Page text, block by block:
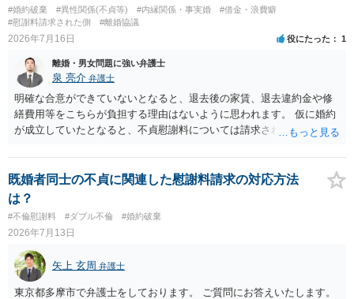
#婚約破棄 #異性関係(不貞等) #内縁関係・事実婚
#借金・浪費癖
#慰謝料請求された側
#離婚協議
2026年7月16日 役にたった 1
離婚・男女問題に強い弁護士
泉 亮介 弁護士
明確な合意ができていないとなると、退去後の家賃、退去違約金や修
繕費用等をこちらが負担する理由はないように思われます。 仮に婚約
が成立していたとなると、不貞慰謝料については請求される可能性が
れば早めに弁護士に相談し、弁護士から回答をさせると良いでしょ
う。
既婚者同士の不貞に関連した慰謝料請求の対応方法
は？
#不倫慰謝料 #ダブル不倫 #婚約破棄
2026年7月13日
矢上 玄周 弁護士
東京都多摩市で弁護士をしております。 ご質問にお答えいたします。